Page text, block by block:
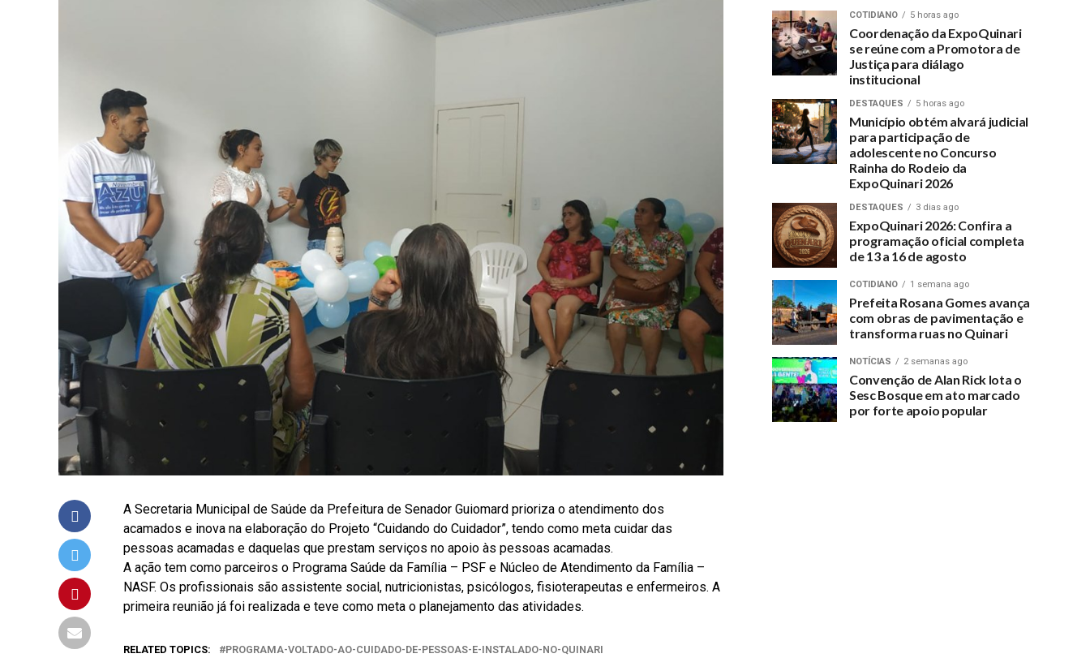
A Secretaria Municipal de Saúde da Prefeitura de Senador Guiomard prioriza o atendimento dos
acamados e inova na elaboração do Projeto “Cuidando do Cuidador”, tendo como meta cuidar das
pessoas acamadas e daquelas que prestam serviços no apoio às pessoas acamadas.
A ação tem como parceiros o Programa Saúde da Família – PSF e Núcleo de Atendimento da Família –
NASF. Os profissionais são assistente social, nutricionistas, psicólogos, fisioterapeutas e enfermeiros. A
primeira reunião já foi realizada e teve como meta o planejamento das atividades.
RELATED TOPICS: PROGRAMA-VOLTADO-AO-CUIDADO-DE-PESSOAS-E-INSTALADO-NO-QUINARI
COTIDIANO 5 horas ago
Coordenação da ExpoQuinari
se reúne com a Promotora de
Justiça para diálago
institucional
DESTAQUES 5 horas ago
Município obtém alvará judicial
para participação de
adolescente no Concurso
Rainha do Rodeio da
ExpoQuinari 2026
DESTAQUES 3 dias ago
ExpoQuinari 2026: Confira a
programação oficial completa
de 13 a 16 de agosto
COTIDIANO 1 semana ago
Prefeita Rosana Gomes avança
com obras de pavimentação e
transforma ruas no Quinari
NOTÍCIAS 2 semanas ago
Convenção de Alan Rick lota o
Sesc Bosque em ato marcado
por forte apoio popular